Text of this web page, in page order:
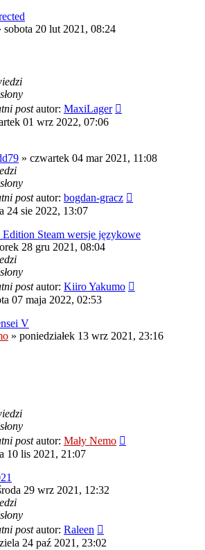
sobota 20 lut 2021, 08:24
postautor: MaxiLager
01 wrz 2022, 07:06
» czwartek 04 mar 2021, 11:08
postautor: bogdan-gracz
24 sie 2022, 13:07
Steam wersje językowe
28 gru 2021, 08:04
postautor: Kiiro Yakumo
07 maja 2022, 02:53
V
» poniedziałek 13 wrz 2021, 23:16
postautor: Mały Nemo
10 lis 2021, 21:07
29 wrz 2021, 12:32
postautor: Raleen
24 paź 2021, 23:02